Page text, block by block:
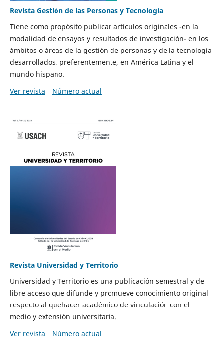
Revista Gestión de las Personas y Tecnología
Tiene como propósito publicar artículos originales -en la
modalidad de ensayos y resultados de investigación- en los
ámbitos o áreas de la gestión de personas y de la tecnología
desarrollados, preferentemente, en América Latina y el
mundo hispano.
Ver revista
Número actual
Revista Universidad y Territorio
Universidad y Territorio es una publicación semestral y de
libre acceso que difunde y promueve conocimiento original
respecto al quehacer académico de vinculación con el
medio y extensión universitaria.
Ver revista
Número actual